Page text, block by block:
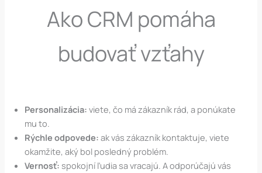
Ako CRM pomáha
budovať vzťahy
Personalizácia:viete, čo má zákazník rád, a ponúkate
mu to.
Rýchle odpovede: ak vás zákazník kontaktuje, viete
okamžite, aký bol posledný problém.
Vernosť:spokojní ľudia sa vracajú. A odporúčajú vás